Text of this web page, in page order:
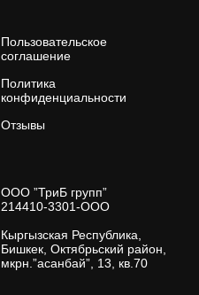
Пользовательское
соглашение
Политика
конфиденциальности
Отзывы
ООО ”ТриБ групп”
214410-3301-ООО
Кыргызская Республика,
Бишкек, Октябрьский район,
мкрн.”асанбай”, 13, кв.70